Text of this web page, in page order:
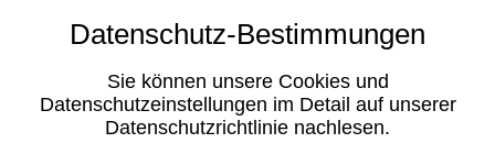
Datenschutz-Bestimmungen
Sie können unsere Cookies und
Datenschutzeinstellungen im Detail auf unserer
Datenschutzrichtlinie nachlesen.